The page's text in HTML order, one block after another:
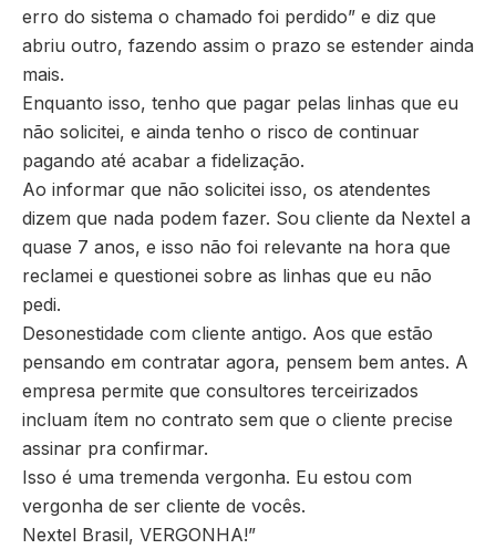
erro do sistema o chamado foi perdido” e diz que
abriu outro, fazendo assim o prazo se estender ainda
mais.
Enquanto isso, tenho que pagar pelas linhas que eu
não solicitei, e ainda tenho o risco de continuar
pagando até acabar a fidelização.
Ao informar que não solicitei isso, os atendentes
dizem que nada podem fazer. Sou cliente da Nextel a
quase 7 anos, e isso não foi relevante na hora que
reclamei e questionei sobre as linhas que eu não
pedi.
Desonestidade com cliente antigo. Aos que estão
pensando em contratar agora, pensem bem antes. A
empresa permite que consultores terceirizados
incluam ítem no contrato sem que o cliente precise
assinar pra confirmar.
Isso é uma tremenda vergonha. Eu estou com
vergonha de ser cliente de vocês.
Nextel Brasil, VERGONHA!”